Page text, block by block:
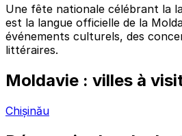
Une fête nationale célébrant la
est la langue officielle de la
événements culturels, des
littéraires.
Moldavie : villes à
Chișinău